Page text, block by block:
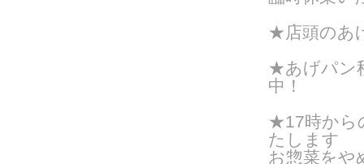
★店頭のあ
★あげパン
中！
★17時から
たします
お惣菜をや